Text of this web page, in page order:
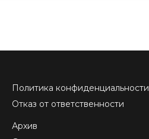
Политика конфиденциальности
Отказ от ответственности
Архив